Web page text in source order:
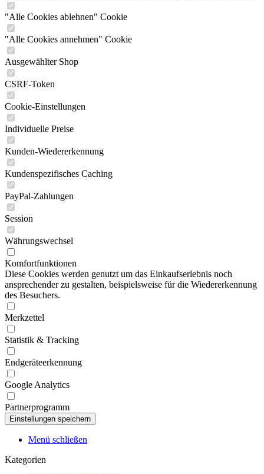
"Alle Cookies ablehnen" Cookie
"Alle Cookies annehmen" Cookie
Ausgewählter Shop
CSRF-Token
Cookie-Einstellungen
Individuelle Preise
Kunden-Wiedererkennung
Kundenspezifisches Caching
PayPal-Zahlungen
Session
Währungswechsel
Komfortfunktionen
Diese Cookies werden genutzt um das Einkaufserlebnis noch
ansprechender zu gestalten, beispielsweise für die Wiedererkennung
des Besuchers.
Merkzettel
Statistik & Tracking
Endgeräteerkennung
Google Analytics
Partnerprogramm
Menü schließen
Kategorien